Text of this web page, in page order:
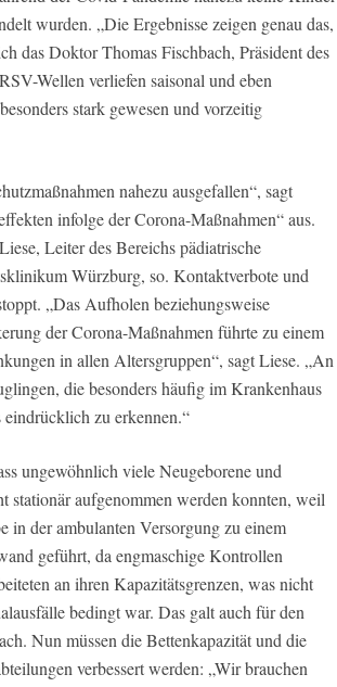
wurden. „Die Ergebnisse zeigen genau das,
das Doktor Thomas Fischbach, Präsident des
Wellen verliefen saisonal und eben
stark gewesen und vorzeitig
nahezu ausgefallen“, sagt
infolge der Corona-Maßnahmen“ aus.
Leiter des Bereichs pädiatrische
Würzburg, so. Kontaktverbote und
„Das Aufholen beziehungsweise
der Corona-Maßnahmen führte zu einem
in allen Altersgruppen“, sagt Liese. „An
die besonders häufig im Krankenhaus
eindrücklich zu erkennen.“
ungewöhnlich viele Neugeborene und
stationär aufgenommen werden konnten, weil
der ambulanten Versorgung zu einem
geführt, da engmaschige Kontrollen
an ihren Kapazitätsgrenzen, was nicht
bedingt war. Das galt auch für den
Nun müssen die Bettenkapazität und die
verbessert werden: „Wir brauchen